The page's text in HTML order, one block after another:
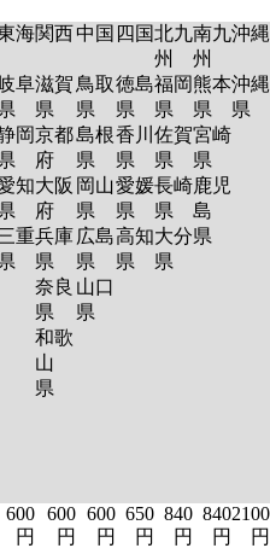
海関西中国 四国北九
州
南九
州
沖縄
阜
岡
知
重
滋賀
県
京都
府
大阪
府
兵庫
県
奈良
県
和歌
山
県
鳥取
県
島根
県
岡山
県
広島
県
山口
県
徳島
県
香川
県
愛媛
県
高知
県
福岡
県
佐賀
県
長崎
県
大分
県
熊本
県
宮崎
県
鹿児
島
県
沖縄
県
600
円
600
円
600
円
650
円
840
円
840
円
2100
円